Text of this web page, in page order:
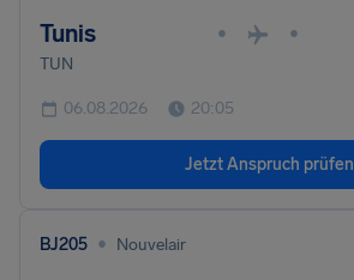
Tunis • •
TUN
06.08.2026 20:05
Jetzt Anspruch prüfen
BJ205 • Nouvelair